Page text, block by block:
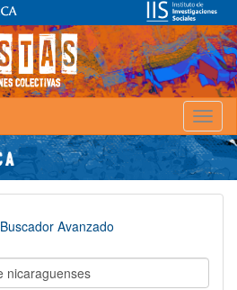
Buscador Avanzado